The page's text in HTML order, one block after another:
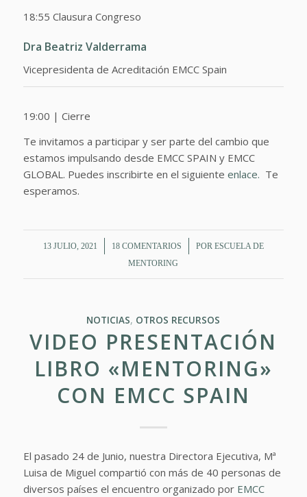
18:55 Clausura Congreso
Dra Beatriz Valderrama
Vicepresidenta de Acreditación EMCC Spain
19:00 | Cierre
Te invitamos a participar y ser parte del cambio que
estamos impulsando desde EMCC SPAIN y EMCC
GLOBAL. Puedes inscribirte en el siguiente enlace. Te
esperamos.
13 JULIO, 2021
/ 18 COMENTARIOS
/ POR ESCUELA DE
MENTORING
NOTICIAS, OTROS RECURSOS
VIDEO PRESENTACIÓN
LIBRO «MENTORING»
CON EMCC SPAIN
El pasado 24 de Junio, nuestra Directora Ejecutiva, Mª
Luisa de Miguel compartió con más de 40 personas de
diversos países el encuentro organizado por EMCC